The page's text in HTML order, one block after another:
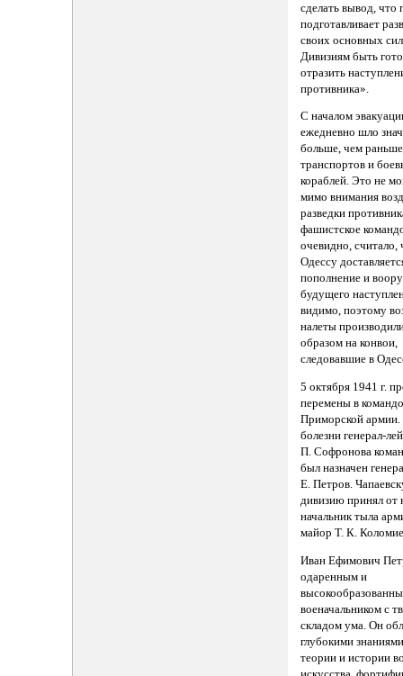
сделать вывод, что
подготавливает
своих основных
Дивизиям быть
отразить
противника».
С началом
ежедневно шло
больше, чем
транспортов и
кораблей. Это не
мимо внимания
разведки
фашистское
очевидно, считало,
Одессу
пополнение и
будущего
видимо, поэтому
налеты
образом на конвои,
следовавшие в
5 октября 1941 г.
перемены в
Приморской
болезни генерал-
П. Софронова
был назначен
Е. Петров.
дивизию принял от
начальник тыла
майор Т. К.
Иван Ефимович
одаренным и
военачальником с
складом ума. Он
глубокими
теории и истории